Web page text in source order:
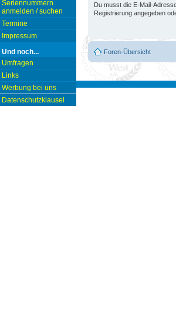
Seriennummern
anmelden / suchen
Termine
Impressum
Und noch...
Umfragen
Links
Werbung bei uns
Datenschutzklausel
Du musst die E-Mail-
Registrierung angegeben
Foren-Übersicht